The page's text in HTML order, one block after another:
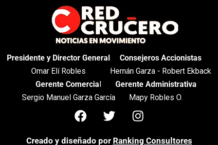
Presidente y Director General
Omar Elí Robles
Consejeros Accionistas
Hernán Garza - Robert Ekback
Gerente Comercial
Sergio Manuel Garza García
Gerente Administrativa
Mapy Robles O.
Creado y diseñado por Ranking Consultores